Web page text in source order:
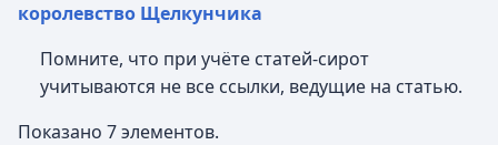
королевство Щелкунчика
Помните, что при учёте статей-сирот
учитываются не все ссылки, ведущие на статью.
Показано 7 элементов.